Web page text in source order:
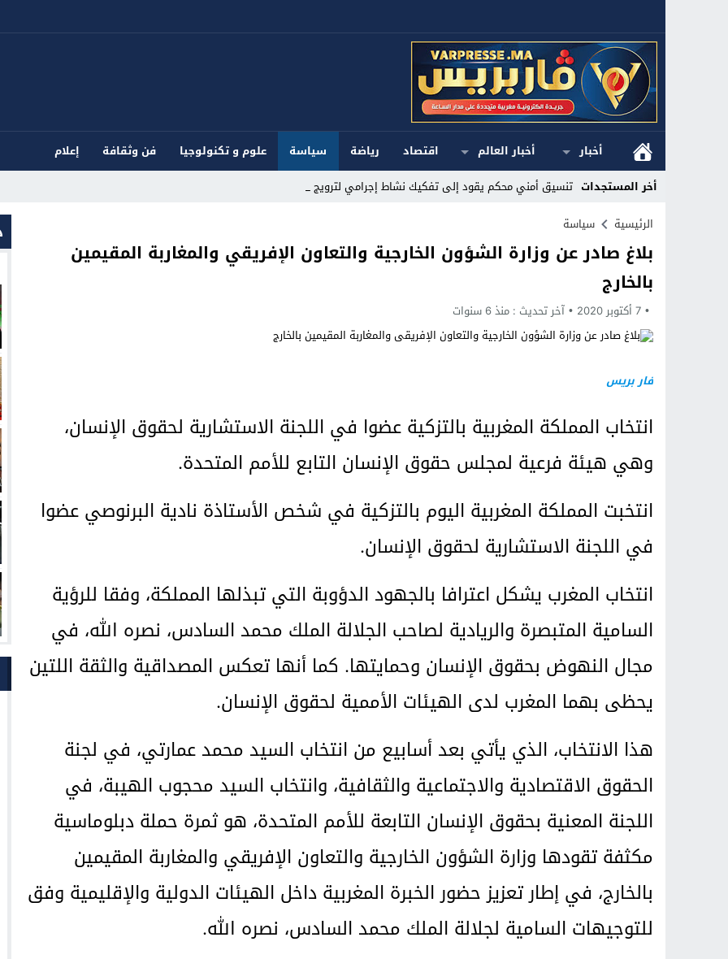
أخبار أخبار العالم اقتصاد رياضة سياسة علوم و تكنولوجيا فن وثقافة
إعلام
أخر المستجدات تنسيق أمني محكم يقود إلى تفكيك نشاط إجرامي لترويج المؤثر_
Stop
Previous
الرئيسية سياسة
بلاغ صادر عن وزارة الشؤون الخارجية والتعاون الإفريقي والمغاربة المقيمين
بالخارج
7 أكتوبر 2020 آخر تحديث : منذ 6 سنوات
فار بريس
انتخاب المملكة المغربية بالتزكية عضوا في اللجنة الاستشارية لحقوق الإنسان،
وهي هيئة فرعية لمجلس حقوق الإنسان التابع للأمم المتحدة.
انتخبت المملكة المغربية اليوم بالتزكية في شخص الأستاذة نادية البرنوصي عضوا
في اللجنة الاستشارية لحقوق الإنسان.
انتخاب المغرب يشكل اعترافا بالجهود الدؤوبة التي تبذلها المملكة، وفقا للرؤية
السامية المتبصرة والريادية لصاحب الجلالة الملك محمد السادس، نصره الله، في
مجال النهوض بحقوق الإنسان وحمايتها. كما أنها تعكس المصداقية والثقة اللتين
يحظى بهما المغرب لدى الهيئات الأممية لحقوق الإنسان.
هذا الانتخاب، الذي يأتي بعد أسابيع من انتخاب السيد محمد عمارتي، في لجنة
الحقوق الاقتصادية والاجتماعية والثقافية، وانتخاب السيد محجوب الهيبة، في
اللجنة المعنية بحقوق الإنسان التابعة للأمم المتحدة، هو ثمرة حملة دبلوماسية
مكثفة تقودها وزارة الشؤون الخارجية والتعاون الإفريقي والمغاربة المقيمين
بالخارج، في إطار تعزيز حضور الخبرة المغربية داخل الهيئات الدولية والإقليمية وفق
للتوجيهات السامية لجلالة الملك محمد السادس، نصره الله.